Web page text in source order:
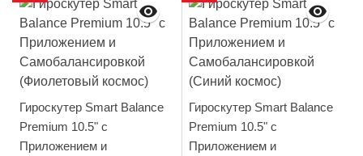
Гироскутер Smart Balance
Premium 10.5" с
Приложением и
Гироскутер Smart Balance
Premium 10.5" с
Приложением и